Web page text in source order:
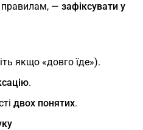
правилам, — зафіксувати у
якщо «довго їде»).
.
двох понятих.